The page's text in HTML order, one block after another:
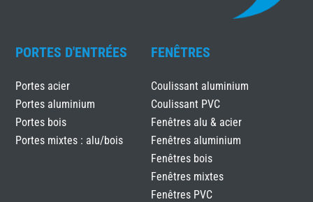
PORTES D'ENTRÉES
Portes acier
Portes aluminium
Portes bois
Portes mixtes : alu/bois
FENÊTRES
Coulissant aluminium
Coulissant PVC
Fenêtres alu & acier
Fenêtres aluminium
Fenêtres bois
Fenêtres mixtes
Fenêtres PVC